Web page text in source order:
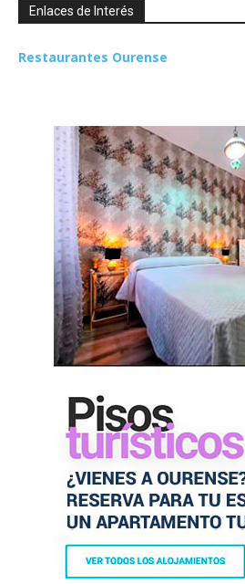
Enlaces de Interés
Restaurantes Ourense